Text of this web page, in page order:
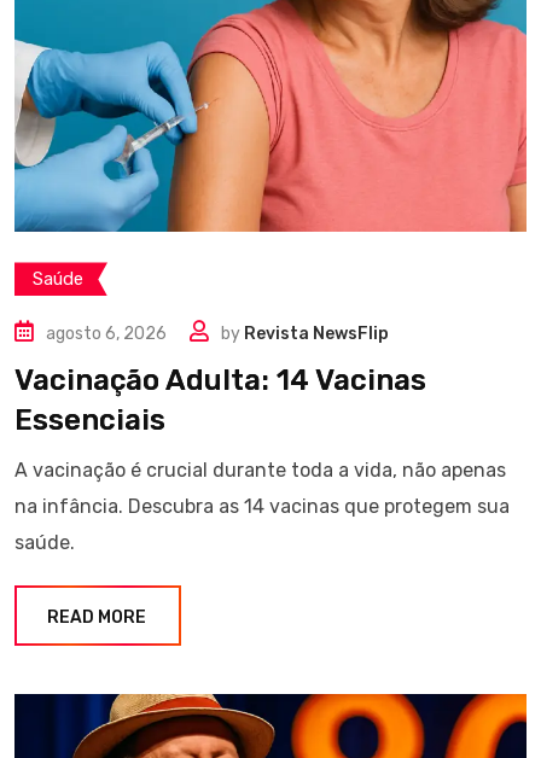
Saúde
agosto 6, 2026 by Revista NewsFlip
Vacinação Adulta: 14 Vacinas
Essenciais
A vacinação é crucial durante toda a vida, não apenas
na infância. Descubra as 14 vacinas que protegem sua
saúde.
READ MORE